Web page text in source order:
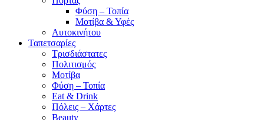
Φύση – Τοπία
Μοτίβα & Υφές
Αυτοκινήτου
Ταπετσαρίες
Τρισδιάστατες
Πολιτισμός
Μοτίβα
Φύση – Τοπία
Eat & Drink
Πόλεις – Χάρτες
Beauty